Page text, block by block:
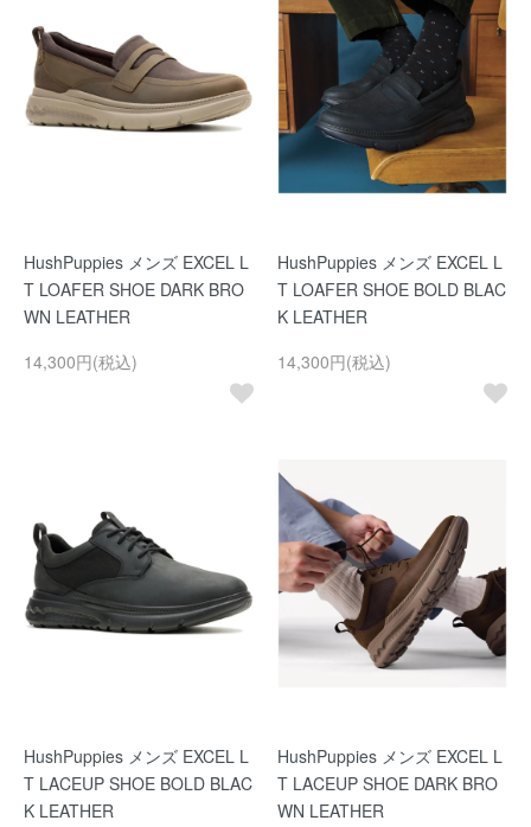
HushPuppies メンズ EXCEL L
T LOAFER SHOE DARK BRO
WN LEATHER
14,300円(税込)
HushPuppies メンズ EXCEL L
T LOAFER SHOE BOLD BLAC
K LEATHER
14,300円(税込)
HushPuppies メンズ EXCEL L
T LACEUP SHOE BOLD BLAC
K LEATHER
HushPuppies メンズ EXCEL L
T LACEUP SHOE DARK BRO
WN LEATHER